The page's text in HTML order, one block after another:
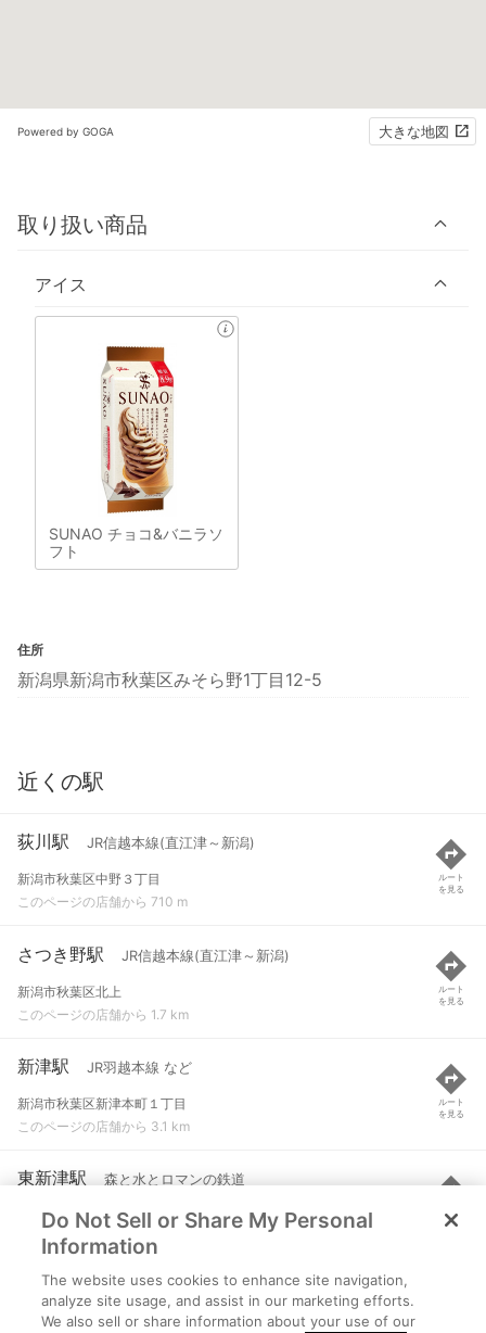
Powered by GOGA 大きな地図
取り扱い商品
アイス
SUNAO チョコ&バニラソ
フト
住所
新潟県新潟市秋葉区みそら野1丁目12-5
近くの駅
荻川駅 JR信越本線(直江津～新潟)
新潟市秋葉区中野３丁目
このページの店舗から 710 m
ルート
を見る
さつき野駅 JR信越本線(直江津～新潟)
新潟市秋葉区北上
このページの店舗から 1.7 km
ルート
を見る
新津駅 JR羽越本線 など
新潟市秋葉区新津本町１丁目
このページの店舗から 3.1 km
ルート
を見る
東新津駅 森と水とロマンの鉄道
新潟市秋葉区滝谷町
このページの店舗から 5.1 km
ルート
を見る
亀田駅 JR信越本線(直江津～新潟)
新潟市江南区東船場１丁目
Do Not Sell or Share My Personal
Information
The website uses cookies to enhance site navigation,
analyze site usage, and assist in our marketing efforts.
We also sell or share information about your use of our